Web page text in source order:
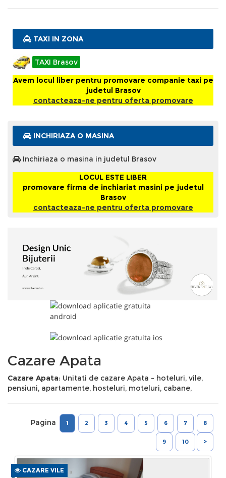
TAXI IN ZONA
TAXI Brasov
Avem locul liber pentru promovare companie taxi pe
judetul Brasov
contacteaza-ne pentru oferta promovare
INCHIRIAZA O MASINA
Inchiriaza o masina in judetul Brasov
LOCUL ESTE LIBER
promovare firma de inchiariat masini pe judetul
Brasov
contacteaza-ne pentru oferta promovare
Cazare Apata
Cazare Apata: Unitati de cazare Apata - hoteluri, vile,
pensiuni, apartamente, hosteluri, moteluri, cabane,
Pagina 1 2 3 4 5 6 7 8
9 10 >
CAZARE VILE